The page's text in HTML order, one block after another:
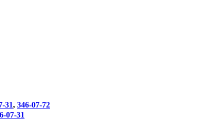
31, 346-07-72
07-31